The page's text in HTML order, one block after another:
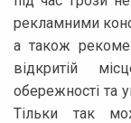
рекламними
а також
відкритій
обережності та
Тільки так